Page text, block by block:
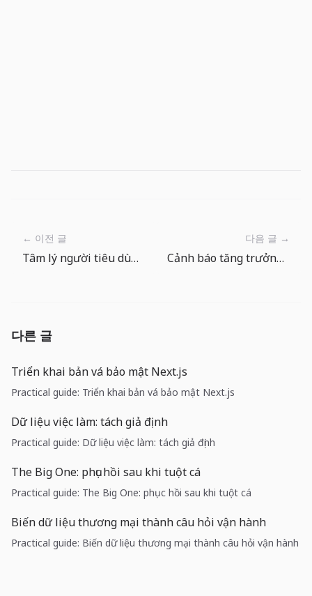
← 이전 글
Tâm lý người tiêu dùng Mỹ phục hồi, nhưng kỳ vọng lạm phát vẫn là tín hiệu rủi ro
다음 글 →
Cảnh báo tăng trưởng 2,5%: ưu tiên dòng tiền trước dự báo doanh thu
다른 글
Triển khai bản vá bảo mật Next.js
Practical guide: Triển khai bản vá bảo mật Next.js
Dữ liệu việc làm: tách giả định
Practical guide: Dữ liệu việc làm: tách giả định
The Big One: phục hồi sau khi tuột cá
Practical guide: The Big One: phục hồi sau khi tuột cá
Biến dữ liệu thương mại thành câu hỏi vận hành
Practical guide: Biến dữ liệu thương mại thành câu hỏi vận hành